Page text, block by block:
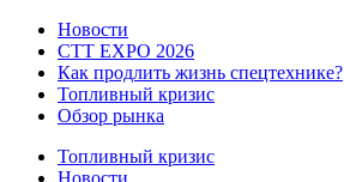
Новости
CTT EXPO 2026
Как продлить жизнь спецтехнике?
Топливный кризис
Обзор рынка
Топливный кризис
Новости